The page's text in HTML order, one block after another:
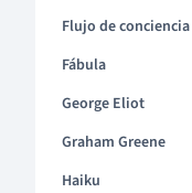
Flujo de conciencia
Fábula
George Eliot
Graham Greene
Haiku